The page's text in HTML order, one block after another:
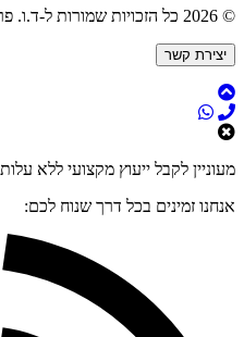
© 2026 כל הזכויות שמורות ל-ד.ו. פרוייקטים בע”מ
יצירת קשר
מעוניין לקבל ייעוץ מקצועי ללא
אנחנו זמינים בכל דרך שנוח לכם: